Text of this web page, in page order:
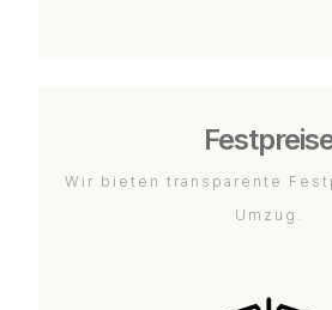
Wir bieten transparente
Umzug.